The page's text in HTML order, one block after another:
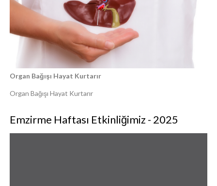
Organ Bağışı Hayat Kurtarır
Organ Bağışı Hayat Kurtarır
Emzirme Haftası Etkinliğimiz - 2025